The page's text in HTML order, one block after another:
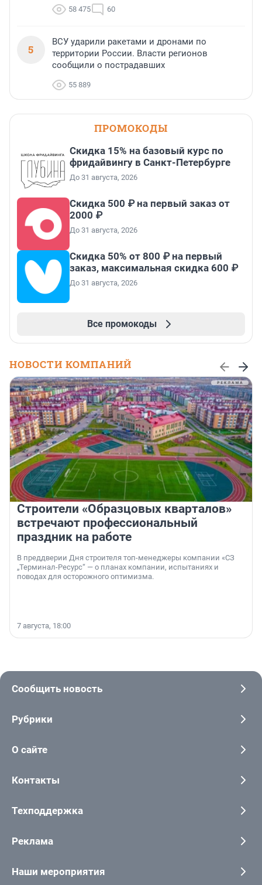
58 475 60
5
ВСУ ударили ракетами и дронами по
территории России. Власти регионов
сообщили о пострадавших
55 889
ПРОМОКОДЫ
Скидка 15% на базовый курс по
фридайвингу в Санкт-Петербурге
До 31 августа, 2026
Скидка 500 ₽ на первый заказ от
2000 ₽
До 31 августа, 2026
Скидка 50% от 800 ₽ на первый
заказ, максимальная скидка 600 ₽
До 31 августа, 2026
Все промокоды
НОВОСТИ КОМПАНИЙ
Строители «Образцовых кварталов»
встречают профессиональный
праздник на работе
В преддверии Дня строителя топ-менеджеры компании «СЗ
„Терминал-Ресурс“ — о планах компании, испытаниях и
поводах для осторожного оптимизма.
7 августа, 18:00
Сообщить новость
Рубрики
О сайте
Контакты
Техподдержка
Реклама
Наши мероприятия